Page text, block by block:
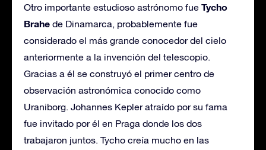
Otro importante estudioso astrónomo fue Tycho
Brahe de Dinamarca, probablemente fue
considerado el más grande conocedor del cielo
anteriormente a la invención del telescopio.
Gracias a él se construyó el primer centro de
observación astronómica conocido como
Uraniborg. Johannes Kepler atraído por su fama
fue invitado por él en Praga donde los dos
trabajaron juntos. Tycho creía mucho en las